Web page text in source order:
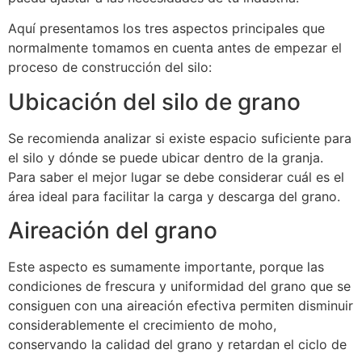
Aquí presentamos los tres aspectos principales que
normalmente tomamos en cuenta antes de empezar el
proceso de construcción del silo:
Ubicación del silo de grano
Se recomienda analizar si existe espacio suficiente para
el silo y dónde se puede ubicar dentro de la granja.
Para saber el mejor lugar se debe considerar cuál es el
área ideal para facilitar la carga y descarga del grano.
Aireación del grano
Este aspecto es sumamente importante, porque las
condiciones de frescura y uniformidad del grano que se
consiguen con una aireación efectiva permiten disminuir
considerablemente el crecimiento de moho,
conservando la calidad del grano y retardan el ciclo de